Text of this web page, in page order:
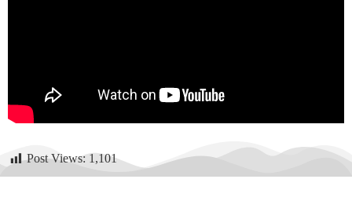
Post Views: 1,101